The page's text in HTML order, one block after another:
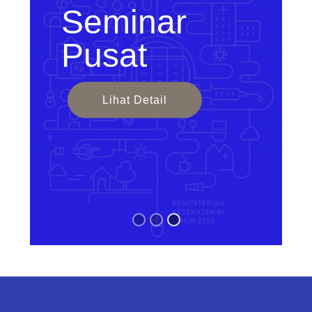
Seminar
Pusat
Lihat Detail